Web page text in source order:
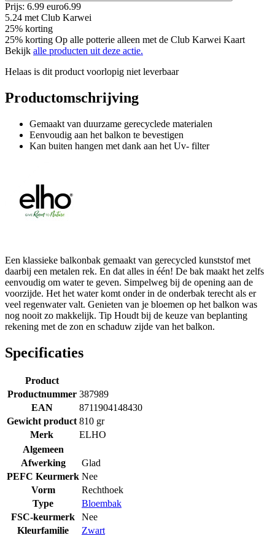
Prijs: 6.99 euro6.99
5.24 met Club Karwei
25% korting
25% korting Op alle potterie alleen met de Club Karwei Kaart
Bekijk alle producten uit deze actie.
Helaas is dit product voorlopig niet leverbaar
Productomschrijving
Gemaakt van duurzame gerecyclede materialen
Eenvoudig aan het balkon te bevestigen
Kan buiten hangen met dank aan het Uv- filter
Een klassieke balkonbak gemaakt van gerecycled kunststof met
daarbij een metalen rek. En dat alles in één! De bak maakt het zelfs
eenvoudig om water te geven. Simpelweg bij de opening aan de
voorzijde. Het het water komt onder in de onderbak terecht als er
veel regenwater valt. Genieten van je bloemen op het balkon was
nog nooit zo makkelijk. Tip Houdt bij de keuze van beplanting
rekening met de zon en schaduw zijde van het balkon.
Specificaties
Product
Productnummer 387989
EAN
8711904148430
Gewicht product 810 gr
Merk
ELHO
Algemeen
Afwerking
Glad
PEFC Keurmerk Nee
Vorm
Rechthoek
Type
Bloembak
FSC-keurmerk
Nee
Kleurfamilie
Zwart